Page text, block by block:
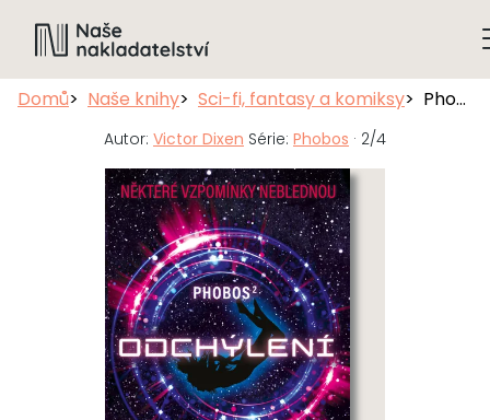
Domů Naše knihy Sci-fi, fantasy a komiksy Phobos: Odchýlení
Autor: Victor Dixen Série: Phobos · 2/4